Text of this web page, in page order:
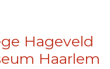
Hageveld
Haarlem